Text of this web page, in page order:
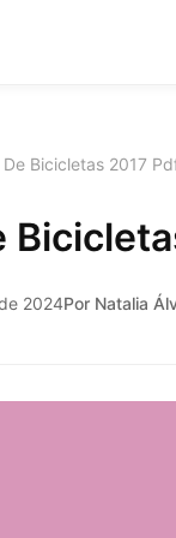
Bicicletas 2017
2024Por Natalia